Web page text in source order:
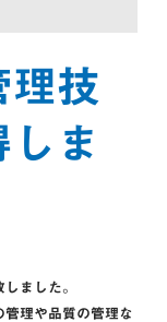
理技
ま
ました。
理や品質の管理な